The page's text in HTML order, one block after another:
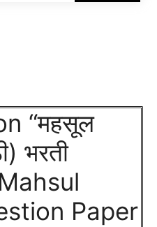
“महसूल
भरती
Paper